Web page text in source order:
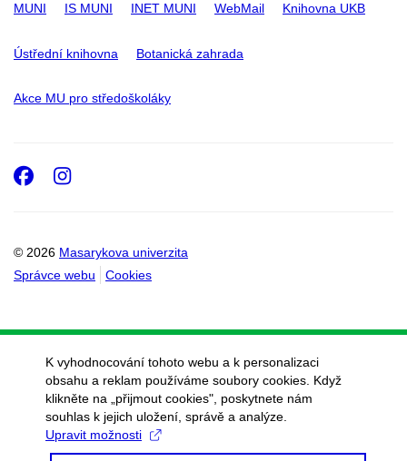
MUNI IS MUNI INET MUNI WebMail Knihovna UKB
Ústřední knihovna Botanická zahrada
Akce MU pro středoškoláky
© 2026 Masarykova univerzita
Správce webu
Cookies
Facebook
Instagram
K vyhodnocování tohoto webu a k personalizaci
obsahu a reklam používáme soubory cookies. Když
klikněte na „přijmout cookies", poskytnete nám
souhlas k jejich uložení, správě a analýze.
Upravit možnosti